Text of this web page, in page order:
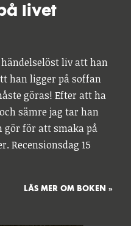
livet
liv att han
han ligger på soffan
göras! Efter att ha
sämre jag tar han
gör för att smaka på
Recensionsdag 15
LÄS MER OM BOKEN »